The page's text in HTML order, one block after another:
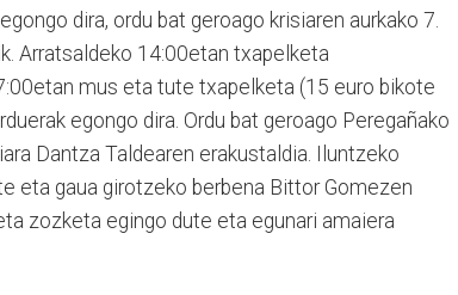
dira, ordu bat geroago krisiaren aurkako 7.
Arratsaldeko 14:00etan txapelketa
mus eta tute txapelketa (15 euro bikote
egongo dira. Ordu bat geroago Peregañako
Dantza Taldearen erakustaldia. Iluntzeko
eta gaua girotzeko berbena Bittor Gomezen
zozketa egingo dute eta egunari amaiera